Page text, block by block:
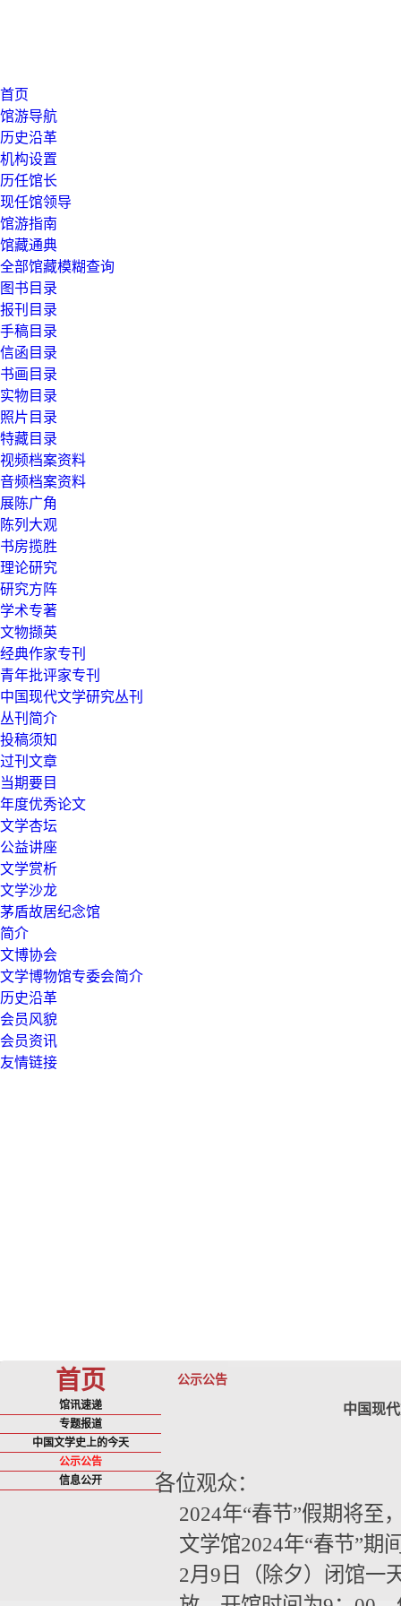
首页
馆游导航
历史沿革
机构设置
历任馆长
现任馆领导
馆游指南
馆藏通典
全部馆藏模糊查询
图书目录
报刊目录
手稿目录
信函目录
书画目录
实物目录
照片目录
特藏目录
视频档案资料
音频档案资料
展陈广角
陈列大观
书房揽胜
理论研究
研究方阵
学术专著
文物撷英
经典作家专刊
青年批评家专刊
中国现代文学研究丛刊
丛刊简介
投稿须知
过刊文章
当期要目
年度优秀论文
文学杏坛
公益讲座
文学赏析
文学沙龙
茅盾故居纪念馆
简介
文博协会
文学博物馆专委会简介
历史沿革
会员风貌
会员资讯
友情链接
首页 公示公告
馆讯速递
专题报道
中国文学史上的今天
公示公告
信息公开
中国现
各位观众：
2024年“春节”假期将至
文学馆2024年“春节”期
2月9日（除夕）闭馆一